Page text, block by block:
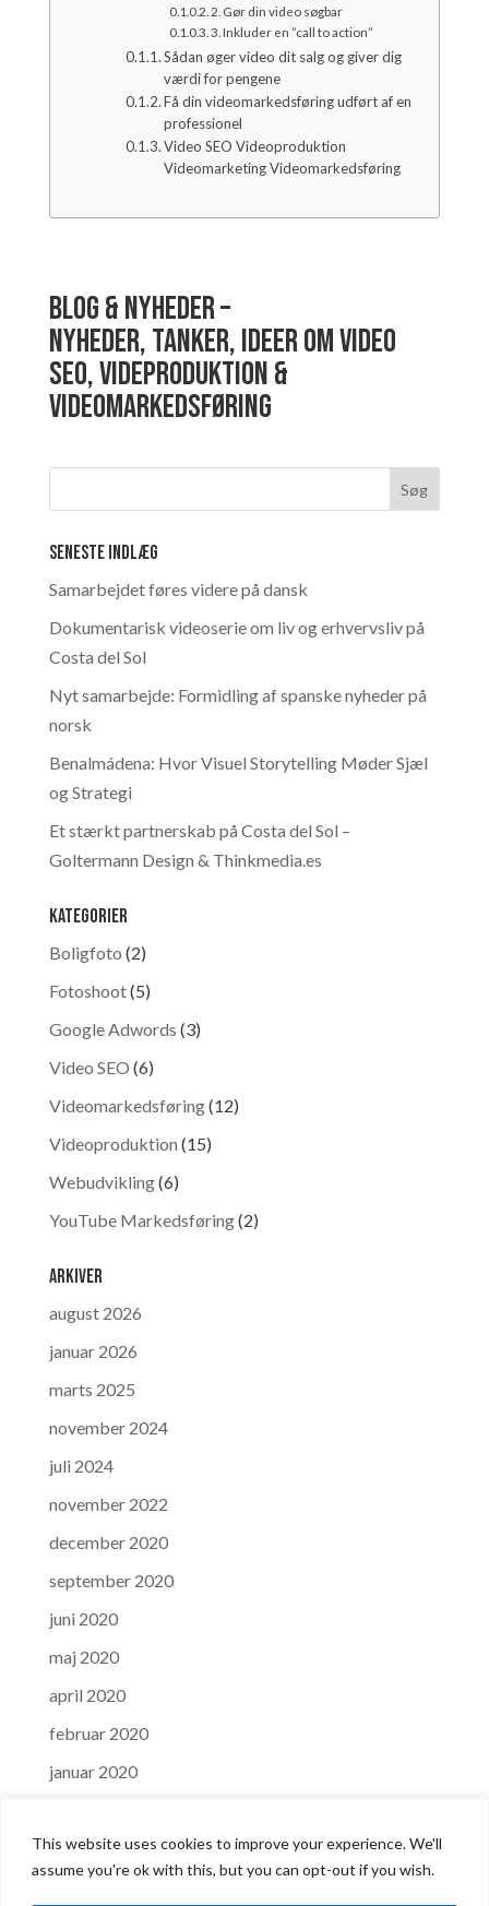
This website uses cookies to improve your experience. We'll
assume you're ok with this, but you can opt-out if you wish.
2. Gør din video søgbar
3. Inkluder en ”call to action”
Sådan øger video dit salg og giver dig
værdi for pengene
Få din videomarkedsføring udført af en
professionel
Video SEO Videoproduktion
Videomarketing Videomarkedsføring
Blog & Nyheder –
Nyheder, tanker, ideer om video
SEO, videproduktion &
videomarkedsføring
Seneste indlæg
Samarbejdet føres videre på dansk
Dokumentarisk videoserie om liv og erhvervsliv på
Costa del Sol
Nyt samarbejde: Formidling af spanske nyheder på
norsk
Benalmádena: Hvor Visuel Storytelling Møder Sjæl
og Strategi
Et stærkt partnerskab på Costa del Sol –
Goltermann Design & Thinkmedia.es
Kategorier
Boligfoto (2)
Fotoshoot(5)
Google Adwords (3)
Video SEO (6)
Videomarkedsføring(12)
Videoproduktion (15)
Webudvikling(6)
YouTube Markedsføring(2)
Arkiver
august 2026
januar 2026
marts 2025
november 2024
juli 2024
november 2022
december 2020
september 2020
juni 2020
maj 2020
april 2020
februar 2020
januar 2020
september 2019